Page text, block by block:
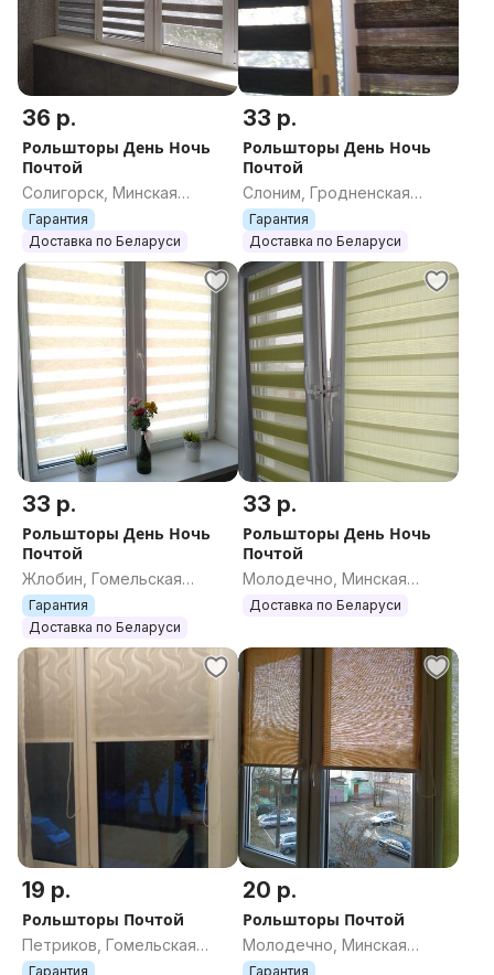
36 р.
Рольшторы День Ночь
Почтой
Солигорск, Минская
область
Гарантия
Доставка по Беларуси
33 р.
Рольшторы День Ночь
Почтой
Слоним, Гродненская
область
Гарантия
Доставка по Беларуси
33 р.
Рольшторы День Ночь
Почтой
Жлобин, Гомельская
область
Гарантия
Доставка по Беларуси
33 р.
Рольшторы День Ночь
Почтой
Молодечно, Минская
область
Доставка по Беларуси
19 р.
Рольшторы Почтой
Петриков, Гомельская
область
Гарантия
20 р.
Рольшторы Почтой
Молодечно, Минская
область
Гарантия